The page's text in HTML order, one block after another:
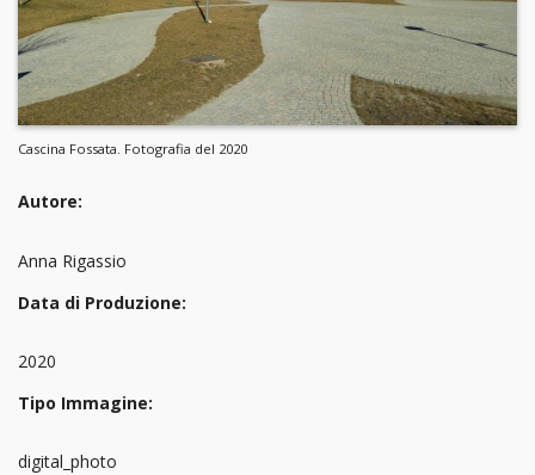
Cascina Fossata. Fotografia del 2020
Autore:
Anna Rigassio
Data di Produzione:
2020
Tipo Immagine:
digital_photo